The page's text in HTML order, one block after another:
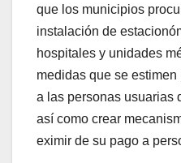
que los municipios
instalación de
hospitales y unidades
medidas que se
a las personas usuarias
así como crear
eximir de su pago a